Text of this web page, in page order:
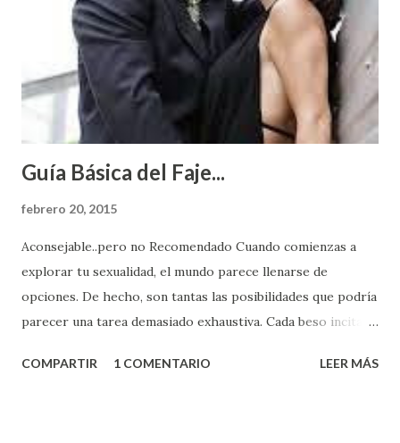
Guía Básica del Faje...
febrero 20, 2015
Aconsejable..pero no Recomendado Cuando comienzas a
explorar tu sexualidad, el mundo parece llenarse de
opciones. De hecho, son tantas las posibilidades que podría
parecer una tarea demasiado exhaustiva. Cada beso incita
partes de ti que jamás hubieras imaginado. El problema es
COMPARTIR 1 COMENTARIO LEER MÁS